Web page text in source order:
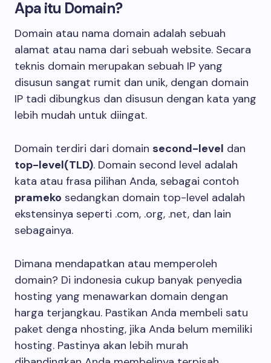
Apa itu Domain?
Domain atau nama domain adalah sebuah
alamat atau nama dari sebuah website. Secara
teknis domain merupakan sebuah IP yang
disusun sangat rumit dan unik, dengan domain
IP tadi dibungkus dan disusun dengan kata yang
lebih mudah untuk diingat.
Domain terdiri dari domain second-level dan
top-level(TLD). Domain second level adalah
kata atau frasa pilihan Anda, sebagai contoh
prameko sedangkan domain top-level adalah
ekstensinya seperti .com, .org, .net, dan lain
sebagainya.
Dimana mendapatkan atau memperoleh
domain? Di indonesia cukup banyak penyedia
hosting yang menawarkan domain dengan
harga terjangkau. Pastikan Anda membeli satu
paket denga nhosting, jika Anda belum memiliki
hosting. Pastinya akan lebih murah